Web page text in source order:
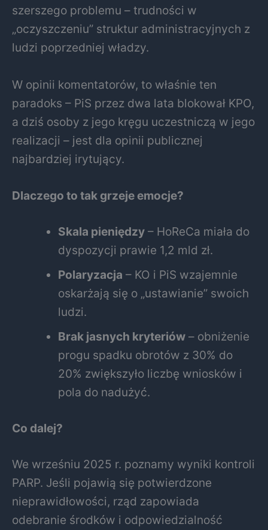
szerszego problemu – trudności w
„oczyszczeniu” struktur administracyjnych z
ludzi poprzedniej władzy.
W opinii komentatorów, to właśnie ten
paradoks – PiS przez dwa lata blokował KPO,
a dziś osoby z jego kręgu uczestniczą w jego
realizacji – jest dla opinii publicznej
najbardziej irytujący.
Dlaczego to tak grzeje emocje?
Skala pieniędzy – HoReCa miała do
dyspozycji prawie 1,2 mld zł.
Polaryzacja – KO i PiS wzajemnie
oskarżają się o „ustawianie” swoich
ludzi.
Brak jasnych kryteriów – obniżenie
progu spadku obrotów z 30% do
20% zwiększyło liczbę wniosków i
pola do nadużyć.
Co dalej?
We wrześniu 2025 r. poznamy wyniki kontroli
PARP. Jeśli pojawią się potwierdzone
nieprawidłowości, rząd zapowiada
odebranie środków i odpowiedzialność